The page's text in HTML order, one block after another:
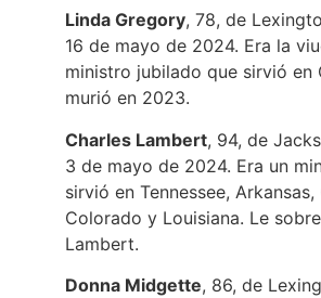
Linda Gregory, 78, de
16 de mayo de 2024. Era la
ministro jubilado que sirvió en
murió en 2023.
Charles Lambert, 94, de
3 de mayo de 2024. Era un
sirvió en Tennessee, Arkansas,
Colorado y Louisiana. Le
Lambert.
Donna Midgette, 86, de